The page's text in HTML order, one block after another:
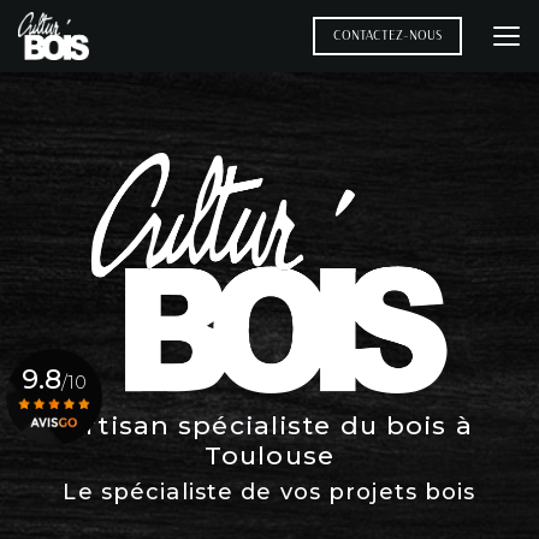
Aller
au
contenu
CONTACTEZ-NOUS
Artisan spécialiste du bois à
Toulouse
Le spécialiste de vos projets bois
9.8/10